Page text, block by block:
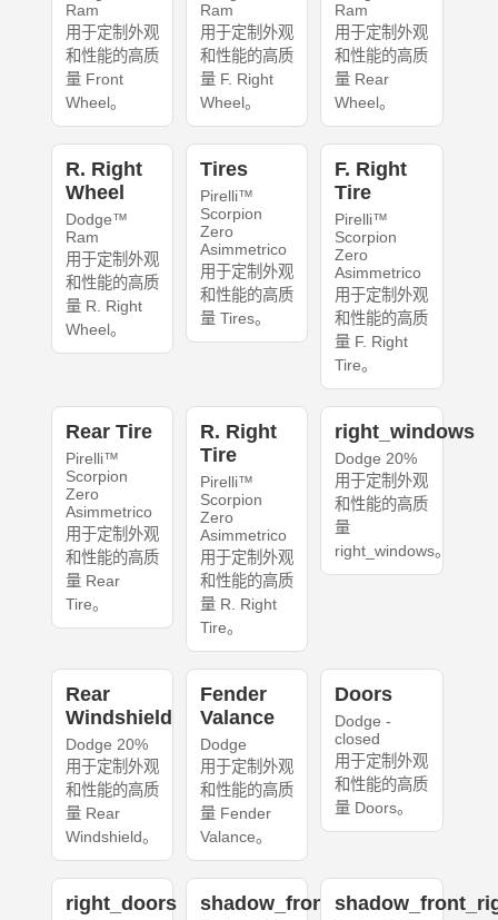
Ram
用于定制外观
和性能的高质
量 Front
Wheel。
Ram
用于定制外观
和性能的高质
量 F. Right
Wheel。
Ram
用于定制外观
和性能的高质
量 Rear
Wheel。
R. Right
Wheel
Dodge™
Ram
用于定制外观
和性能的高质
量 R. Right
Wheel。
Tires
Pirelli™
Scorpion
Zero
Asimmetrico
用于定制外观
和性能的高质
量 Tires。
F. Right
Tire
Pirelli™
Scorpion
Zero
Asimmetrico
用于定制外观
和性能的高质
量 F. Right
Tire。
Rear Tire
Pirelli™
Scorpion
Zero
Asimmetrico
用于定制外观
和性能的高质
量 Rear
Tire。
R. Right
Tire
Pirelli™
Scorpion
Zero
Asimmetrico
用于定制外观
和性能的高质
量 R. Right
Tire。
right_windows
Dodge 20%
用于定制外观
和性能的高质
量
right_windows。
Rear
Windshield
Dodge 20%
用于定制外观
和性能的高质
量 Rear
Windshield。
Fender
Valance
Dodge
用于定制外观
和性能的高质
量 Fender
Valance。
Doors
Dodge -
closed
用于定制外观
和性能的高质
量 Doors。
right_doors shadow_front_left